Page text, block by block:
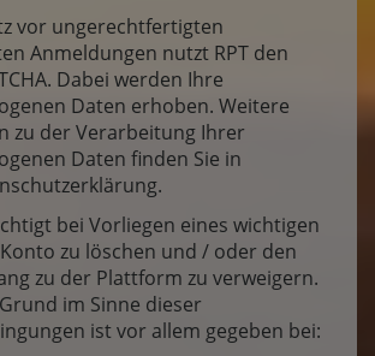
ungerechtfertigten
Anmeldungen nutzt RPT den
Dabei werden Ihre
Daten erhoben. Weitere
zu der Verarbeitung Ihrer
Daten finden Sie in
bei Vorliegen eines wichtigen
zu löschen und / oder den
zu der Plattform zu verweigern.
im Sinne dieser
ist vor allem gegeben bei: